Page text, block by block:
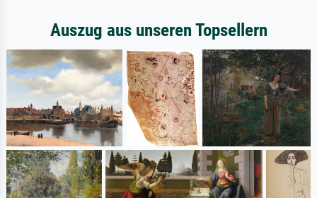
Auszug aus unseren Topsellern